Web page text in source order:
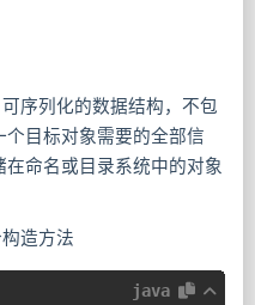
序列化的数据结构，不包
目标对象需要的全部信
命名或目录系统中的对象
造方法
java